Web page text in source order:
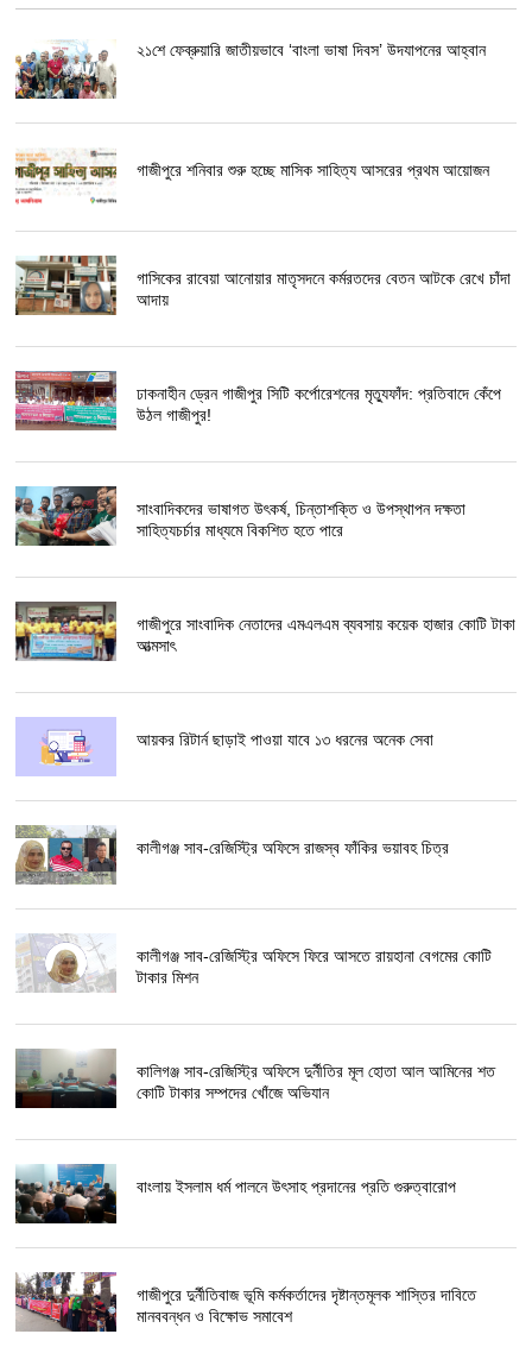
২১শে ফেব্রুয়ারি জাতীয়ভাবে ‘বাংলা ভাষা দিবস’ উদযাপনের আহ্বান
গাজীপুরে শনিবার শুরু হচ্ছে মাসিক সাহিত্য আসরের প্রথম আয়োজন
গাসিকের রাবেয়া আনোয়ার মাতৃসদনে কর্মরতদের বেতন আটকে রেখে চাঁদা
আদায়
ঢাকনাহীন ড্রেন গাজীপুর সিটি কর্পোরেশনের মৃত্যুফাঁদ: প্রতিবাদে কেঁপে
উঠল গাজীপুর!
সাংবাদিকদের ভাষাগত উৎকর্ষ, চিন্তাশক্তি ও উপস্থাপন দক্ষতা
সাহিত্যচর্চার মাধ্যমে বিকশিত হতে পারে
গাজীপুরে সাংবাদিক নেতাদের এমএলএম ব্যবসায় কয়েক হাজার কোটি টাকা
আত্মসাৎ
আয়কর রিটার্ন ছাড়াই পাওয়া যাবে ১৩ ধরনের অনেক সেবা
কালীগঞ্জ সাব-রেজিস্ট্রি অফিসে রাজস্ব ফাঁকির ভয়াবহ চিত্র
কালীগঞ্জ সাব-রেজিস্ট্রি অফিসে ফিরে আসতে রায়হানা বেগমের কোটি
টাকার মিশন
কালিগঞ্জ সাব-রেজিস্ট্রি অফিসে দুর্নীতির মূল হোতা আল আমিনের শত
কোটি টাকার সম্পদের খোঁজে অভিযান
বাংলায় ইসলাম ধর্ম পালনে উৎসাহ প্রদানের প্রতি গুরুত্বারোপ
গাজীপুরে দুর্নীতিবাজ ভূমি কর্মকর্তাদের দৃষ্টান্তমূলক শাস্তির দাবিতে
মানববন্ধন ও বিক্ষোভ সমাবেশ